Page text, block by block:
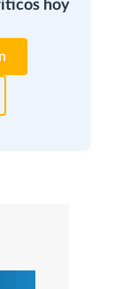
hoy